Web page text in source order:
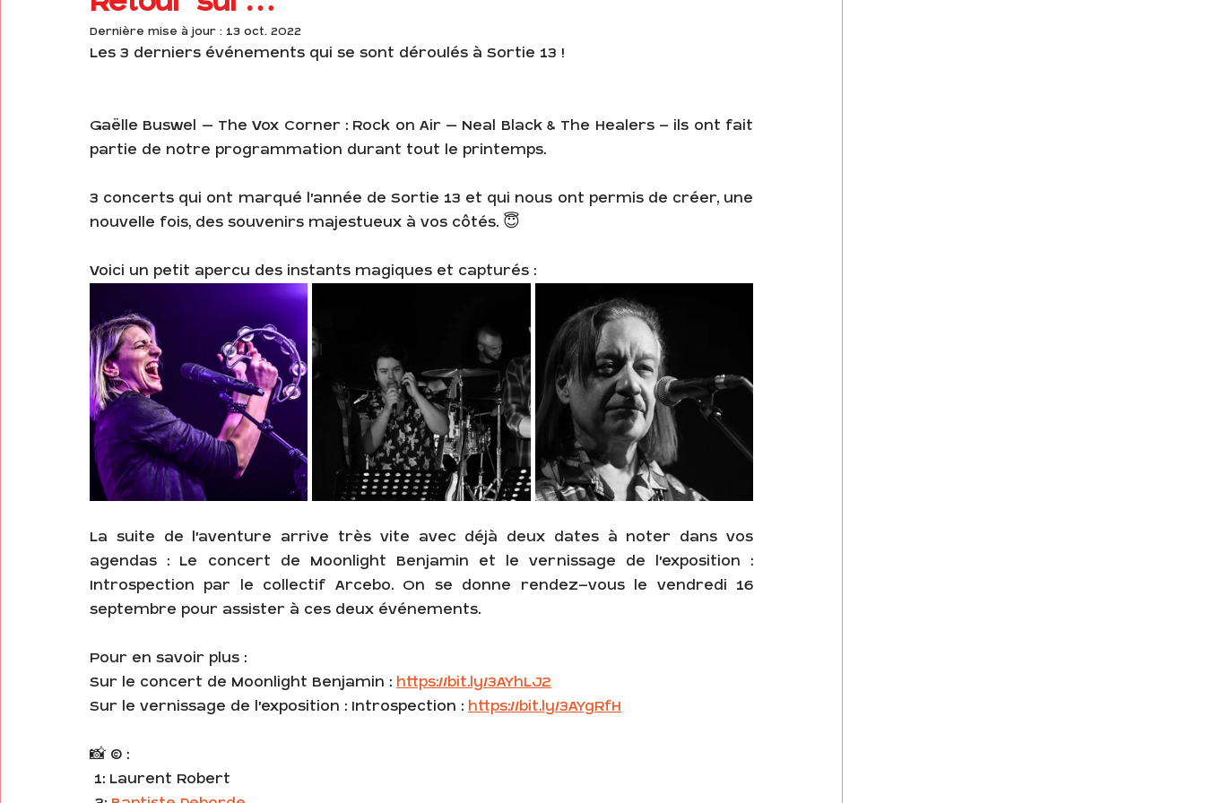
Cours de guitare Meditation conférence lutherie
Dernière mise à jour : 13 oct. 2022
Les 3 derniers événements qui se sont déroulés à Sortie 13 !
Gaëlle Buswel – The Vox Corner : Rock on Air – Neal Black & The Healers - ils ont fait
partie de notre programmation durant tout le printemps.
3 concerts qui ont marqué l'année de Sortie 13 et qui nous ont permis de créer, une
nouvelle fois, des souvenirs majestueux à vos côtés. 😇
Voici un petit aperçu des instants magiques et capturés :
La suite de l'aventure arrive très vite avec déjà deux dates à noter dans vos
agendas : Le concert de Moonlight Benjamin et le vernissage de l'exposition :
Introspection par le collectif Arcebo. On se donne rendez-vous le vendredi 16
septembre pour assister à ces deux événements.
Pour en savoir plus :
Sur le concert de Moonlight Benjamin : https://bit.ly/3AYhLJ2
Sur le vernissage de l'exposition : Introspection : https://bit.ly/3AYgRfH
📸 © :
1: Laurent Robert